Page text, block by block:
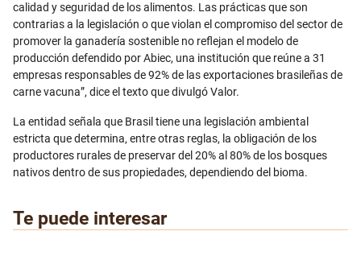
calidad y seguridad de los alimentos. Las prácticas que son
contrarias a la legislación o que violan el compromiso del sector de
promover la ganadería sostenible no reflejan el modelo de
producción defendido por Abiec, una institución que reúne a 31
empresas responsables de 92% de las exportaciones brasileñas de
carne vacuna”, dice el texto que divulgó Valor.
La entidad señala que Brasil tiene una legislación ambiental
estricta que determina, entre otras reglas, la obligación de los
productores rurales de preservar del 20% al 80% de los bosques
nativos dentro de sus propiedades, dependiendo del bioma.
Te puede interesar